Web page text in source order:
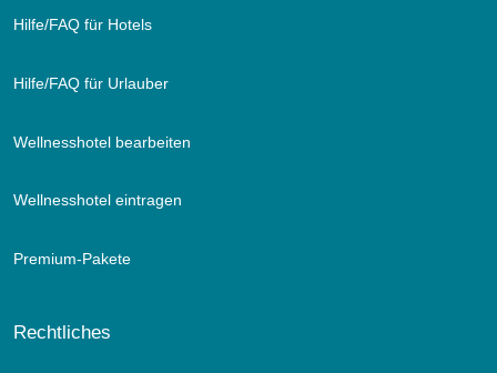
Hilfe/FAQ für Hotels
Hilfe/FAQ für Urlauber
Wellnesshotel bearbeiten
Wellnesshotel eintragen
Premium-Pakete
Rechtliches